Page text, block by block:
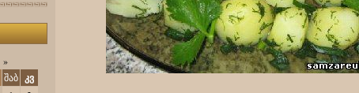
»
შაბ კვ